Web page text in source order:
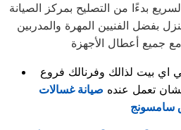
بدءًا من التصليح بمركز الصيانة
بفضل الفنيين المهرة والمدربين
اي بيت لذالك وفرنالك فروع
تعمل عنده صيانة غسالات
سامسونج